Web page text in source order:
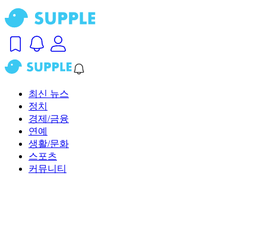
최신 뉴스
정치
경제/금융
연예
생활/문화
스포츠
커뮤니티